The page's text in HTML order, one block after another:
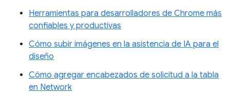
Herramientas para desarrolladores de Chrome más
confiables y productivas
Cómo subir imágenes en la asistencia de IA para el
diseño
Cómo agregar encabezados de solicitud a la tabla
en Network